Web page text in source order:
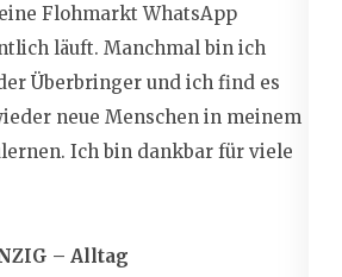
Flohmarkt WhatsApp
läuft. Manchmal bin ich
Überbringer und ich find es
neue Menschen in meinem
Ich bin dankbar für viele
– Alltag